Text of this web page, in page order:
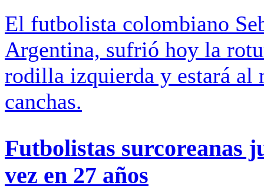
El futbolista colombiano
Argentina, sufrió hoy la
rodilla izquierda y estará al
canchas.
Futbolistas surcoreanas
vez en 27 años